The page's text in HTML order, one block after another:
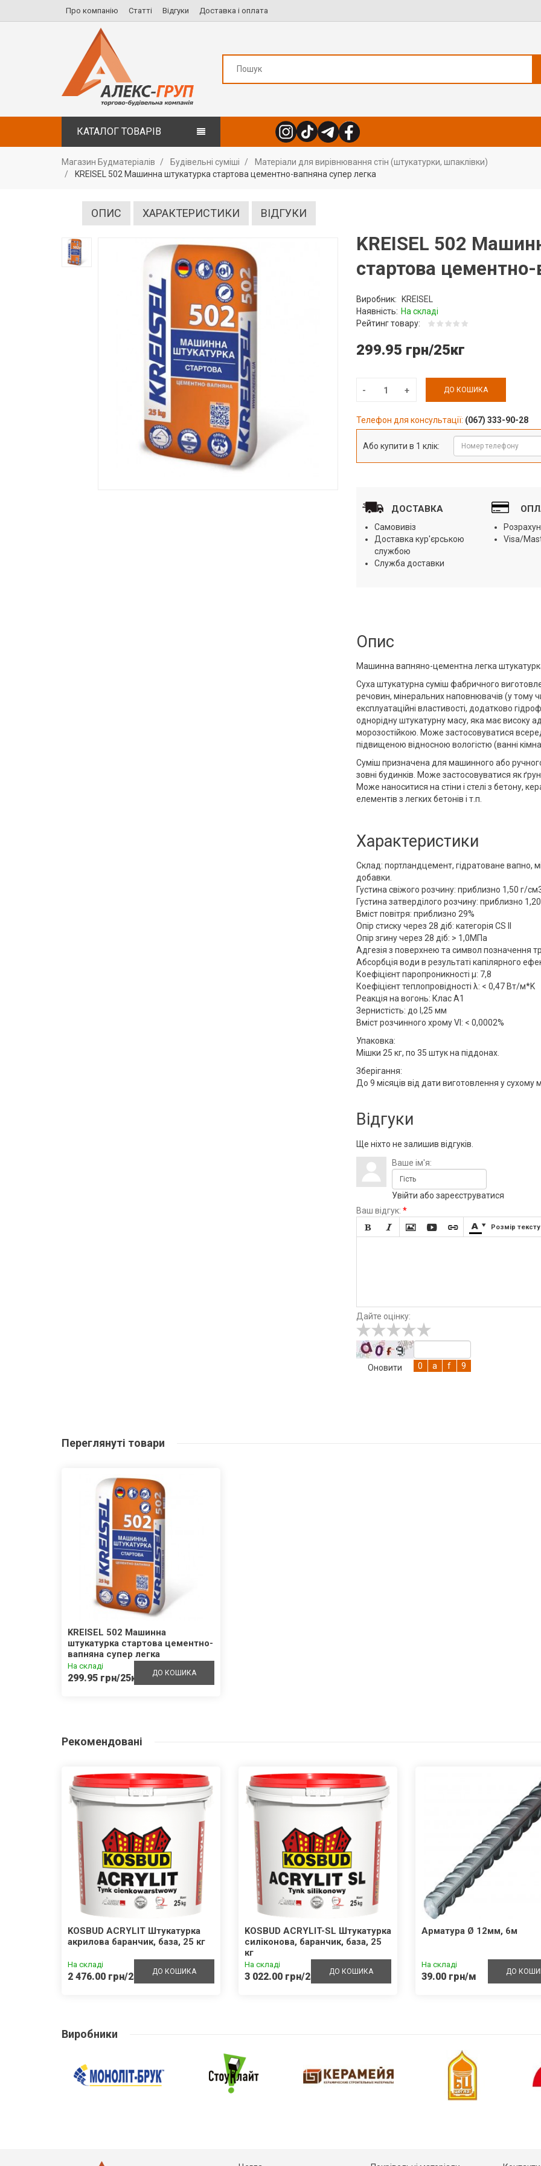
Про компанію Статті Відгуки Доставка і оплата
КАТАЛОГ ТОВАРІВ
Магазин Будматеріалів Будівельні суміші
Матеріали для вирівнювання стін (штукатурки, шпаклівки)
KREISEL 502 Машинна штукатурка стартова цементно-вапняна супер легка
ОПИС ХАРАКТЕРИСТИКИ ВІДГУКИ
KREISEL 502
стартова
Виробник:
KREISEL
Наявність: На складі
Рейтинг товару:
299.95 грн/25кг
ДО КОШИКА
Телефон для консультації: (067) 333-90-28
Або купити в 1 клік:
ДОСТАВКА
Самовивіз
Доставка кур'єрською
службою
Служба доставки
Visa/
Опис
Машинна вапняно-цементна легка
Суха штукатурна суміш фабричного
речовин, мінеральних наповнювачів (у тому
експлуатаційні властивості, додатково
однорідну штукатурну масу, яка має високу
морозостійкою. Може застосовуватися
підвищеною відносною вологістю (ванні
Суміш призначена для машинного або
зовні будинків. Може застосовуватися як
Може наноситися на стіни і стелі з бетону,
елементів з легких бетонів і т.п.
Характеристики
Склад: портландцемент, гідратоване вапно,
добавки.
Густина свіжого розчину: приблизно 1,50 г/
Густина затверділого розчину: приблизно
Вміст повітря: приблизно 29%
Опір стиску через 28 діб: категорія CS II
Опір згину через 28 діб: > 1,0МПa
Адгезія з поверхнею та символ позначення
Абсорбція води в результаті капілярного
Коефіцієнт паропроникності μ: 7,8
Коефіцієнт теплопровідності λ: < 0,47 Вт/м*K
Реакція на вогонь: Клас A1
Зернистість: до l,25 мм
Вміст розчинного хрому VI: < 0,0002%
Упаковка:
Мішки 25 кг, по 35 штук на піддонах.
Зберігання:
До 9 місяців від дати виготовлення у
Відгуки
Ще ніхто не залишив відгуків.
Ваше ім'я:
Увійти або зареєструватися
Ваш відгук: *
       Розмір тексту
Дайте оцінку:
Оновити
Переглянуті товари
KREISEL 502 Машинна
штукатурка стартова цементно-
вапняна супер легка
На складі
299.95 грн/25кг ДО КОШИКА
Рекомендовані
KOSBUD ACRYLIT Штукатурка
акрилова баранчик, база, 25 кг
На складі
2 476.00 грн/25кг ДО КОШИКА
KOSBUD ACRYLIT-SL Штукатурка
силіконова, баранчик, база, 25
кг
На складі
3 022.00 грн/25кг ДО КОШИКА
Арматура Ø 12мм, 6м
На складі
39.00 грн/м ДО
Виробники